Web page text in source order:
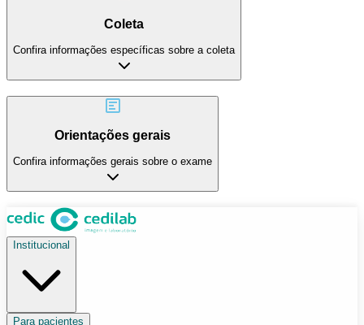
Coleta
Confira informações específicas sobre a coleta
Orientações gerais
Confira informações gerais sobre o exame
Institucional
Para pacientes